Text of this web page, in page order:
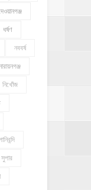
ধর্ষণ
নববর্ষ
নিখোঁজ